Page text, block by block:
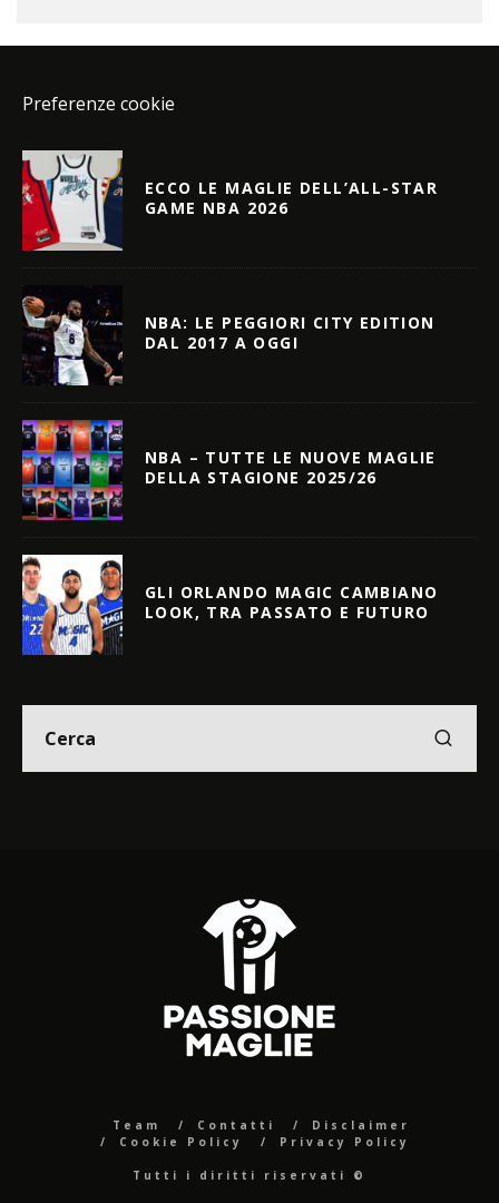
Preferenze cookie
ECCO LE MAGLIE DELL’ALL-STAR
GAME NBA 2026
NBA: LE PEGGIORI CITY EDITION
DAL 2017 A OGGI
NBA – TUTTE LE NUOVE MAGLIE
DELLA STAGIONE 2025/26
GLI ORLANDO MAGIC CAMBIANO
LOOK, TRA PASSATO E FUTURO
Team Contatti
Disclaimer
Cookie Policy
Privacy Policy
Tutti i diritti riservati ©